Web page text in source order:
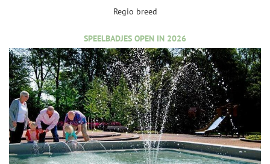
Regio breed
SPEELBADJES OPEN IN 2026